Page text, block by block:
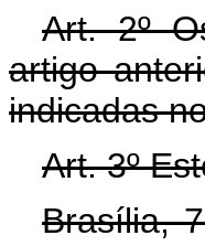
Art. 2º
artigo
indicadas
Art. 3º
Brasília,